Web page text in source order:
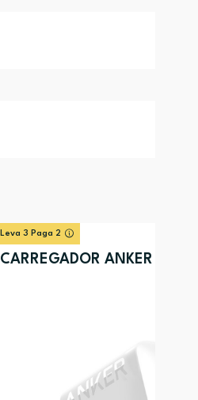
Leva 3 Paga 2
CARREGADOR ANKER 20W